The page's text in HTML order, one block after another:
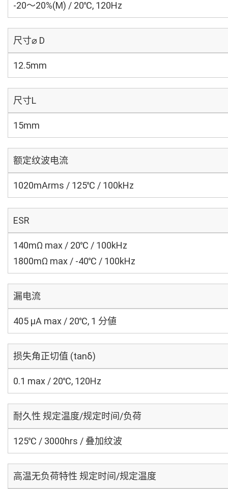
-20～20%(M) / 20℃, 120Hz
尺寸⌀ D
12.5mm
尺寸L
15mm
额定纹波电流
1020mArms / 125℃ / 100kHz
ESR
140mΩ max / 20℃ / 100kHz
1800mΩ max / -40℃ / 100kHz
漏电流
405 μA max / 20℃, 1 分値
损失角正切值 (tanδ)
0.1 max / 20℃, 120Hz
耐久性 规定温度/规定时间/负荷
125℃ / 3000hrs / 叠加纹波
高温无负荷特性 规定时间/规定温度